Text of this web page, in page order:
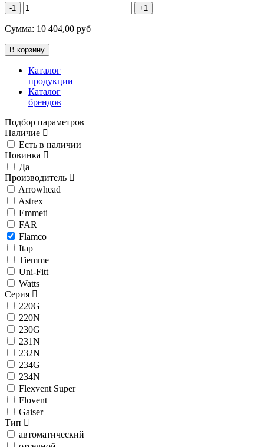
-1 +1
Сумма: 10 404,00 руб
Каталог
продукции
Каталог
брендов
Подбор параметров
Наличие
Есть в наличии
Новинка
Да
Производитель
Arrowhead
Astrex
Emmeti
FAR
Flamco
Itap
Tiemme
Uni-Fitt
Watts
Серия
220G
220N
230G
231N
232N
234G
234N
Flexvent Super
Flovent
Gaiser
Тип
автоматический